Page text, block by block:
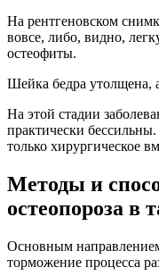
На рентгеновском
вовсе, либо, видно,
остеофиты.
Шейка бедра утолщена,
На этой стадии
практически
только хирургическое
Методы и
остеопороза в
Основным направлением
торможение процесса